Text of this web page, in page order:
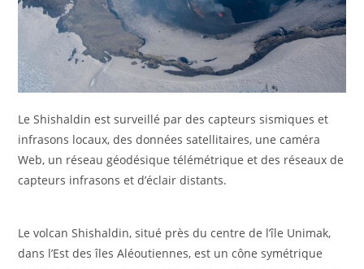
Le Shishaldin est surveillé par des capteurs sismiques et
infrasons locaux, des données satellitaires, une caméra
Web, un réseau géodésique télémétrique et des réseaux de
capteurs infrasons et d’éclair distants.
Le volcan Shishaldin, situé près du centre de l’île Unimak,
dans l’Est des îles Aléoutiennes, est un cône symétrique